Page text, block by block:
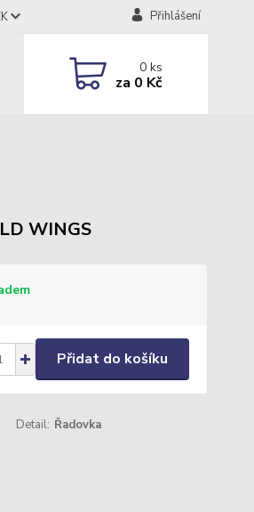
Přihlášení
0ks
za 0 Kč
WINGS
Přidat do košíku
Detail: Řadovka